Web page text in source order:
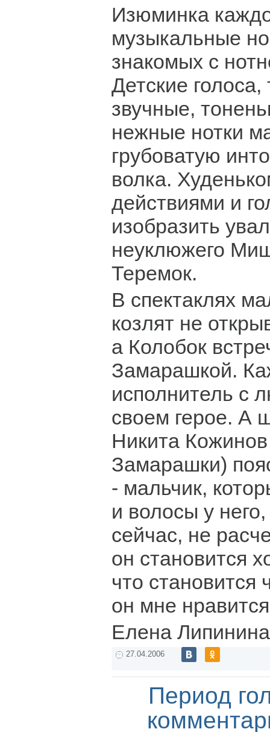
Изюминка
музыкальные
знакомых с
Детские
звучные,
нежные нотки
грубоватую
волка.
действиями и
изобразить
неуклюжего
Теремок.
В спектаклях
козлят не
а Колобок
Замарашкой.
исполнитель с
своем герое. А
Никита
Замарашки)
- мальчик,
и волосы у
сейчас, не
он становится
что
он мне
Елена
27.04.2006
Период